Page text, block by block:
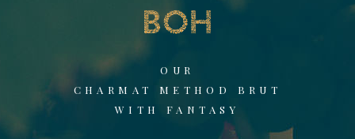
OUR
CHARMAT METHOD BRUT
WITH FANTASY